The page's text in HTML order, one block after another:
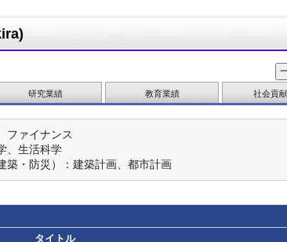
研究業績 教育業績 社会貢
ファイナンス
、生活科学
築・防災）：建築計画、都市計画
タイトル